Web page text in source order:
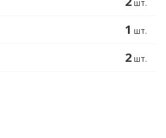
шт.
1 шт.
2 шт.